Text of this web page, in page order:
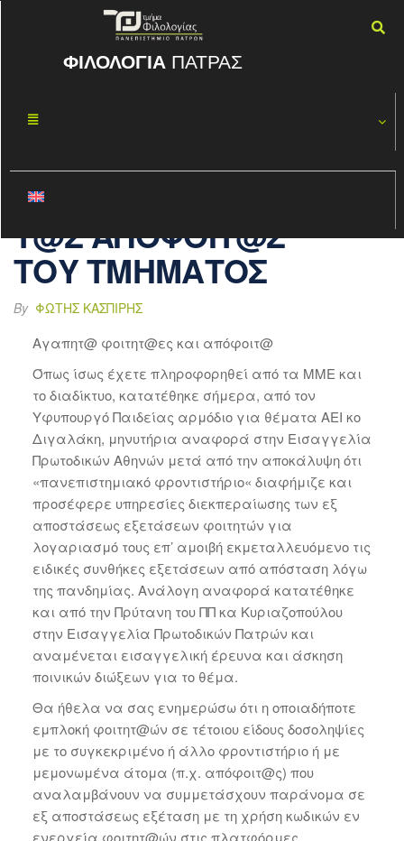
ΦΙΛΟΛΟΓΙΑ ΠΑΤΡΑΣ
20
ΠΡΟΣ Τ@Σ
ΦΟΙΤΗΤ@ΕΣ ΚΑΙ
Τ@Σ ΑΠΟΦΟΙΤ@Σ
ΤΟΥ ΤΜΗΜΑΤΟΣ
By ΦΏΤΗΣ ΚΑΣΠΊΡΗΣ
Αγαπητ@ φοιτητ@ες και απόφοιτ@
Όπως ίσως έχετε πληροφορηθεί από τα ΜΜΕ και
το διαδίκτυο, κατατέθηκε σήμερα, από τον
Υφυπουργό Παιδείας αρμόδιο για θέματα ΑΕΙ κο
Διγαλάκη, μηνυτήρια αναφορά στην Εισαγγελία
Πρωτοδικών Αθηνών μετά από την αποκάλυψη ότι
«πανεπιστημιακό φροντιστήριο« διαφήμιζε και
προσέφερε υπηρεσίες διεκπεραίωσης των εξ
αποστάσεως εξετάσεων φοιτητών για
λογαριασμό τους επ’ αμοιβή εκμεταλλευόμενο τις
ειδικές συνθήκες εξετάσεων από απόσταση λόγω
της πανδημίας. Ανάλογη αναφορά κατατέθηκε
και από την Πρύτανη του ΠΠ κα Κυριαζοπούλου
στην Εισαγγελία Πρωτοδικών Πατρών και
αναμένεται εισαγγελική έρευνα και άσκηση
ποινικών διώξεων για το θέμα.
Θα ήθελα να σας ενημερώσω ότι η οποιαδήποτε
εμπλοκή φοιτητ@ών σε τέτοιου είδους δοσοληψίες
με το συγκεκριμένο ή άλλο φροντιστήριο ή με
μεμονωμένα άτομα (π.χ. απόφοιτ@ς) που
αναλαμβάνουν να συμμετάσχουν παράνομα σε
εξ αποστάσεως εξέταση με τη χρήση κωδικών εν
ενεργεία φοιτητ@ών στις πλατφόρμες